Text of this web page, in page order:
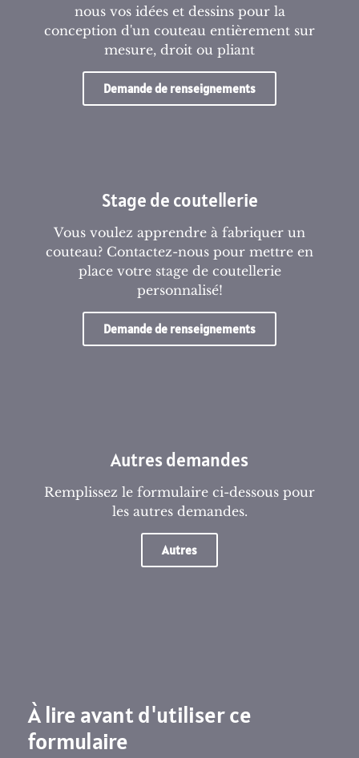
nous vos idées et dessins pour la
conception d'un couteau entièrement sur
mesure, droit ou pliant
Demande de renseignements
Stage de coutellerie
Vous voulez apprendre à fabriquer un
couteau? Contactez-nous pour mettre en
place votre stage de coutellerie
personnalisé!
Demande de renseignements
Autres demandes
Remplissez le formulaire ci-dessous pour
les autres demandes.
Autres
À lire avant d'utiliser ce
formulaire